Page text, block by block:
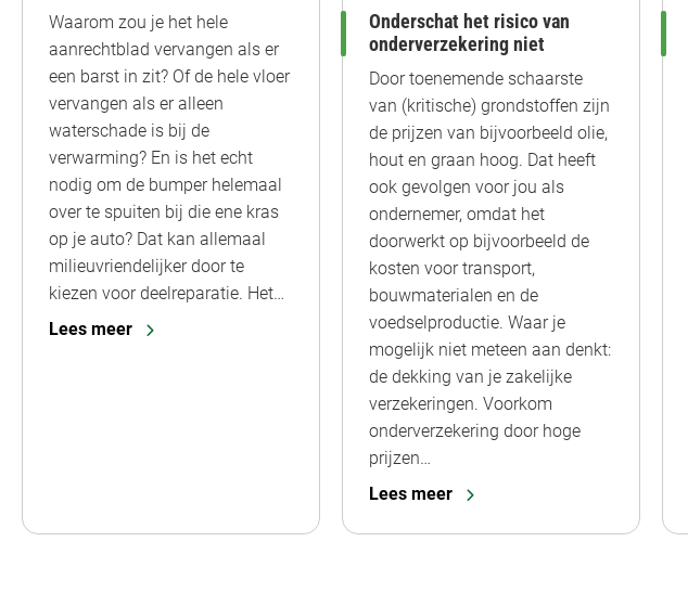
Waarom zou je het hele
aanrechtblad vervangen als er
een barst in zit? Of de hele vloer
vervangen als er alleen
waterschade is bij de
verwarming? En is het echt
nodig om de bumper helemaal
over te spuiten bij die ene kras
op je auto? Dat kan allemaal
milieuvriendelijker door te
kiezen voor deelreparatie. Het…
Lees meer
Onderschat het risico van
onderverzekering niet
Door toenemende schaarste
van (kritische) grondstoffen zijn
de prijzen van bijvoorbeeld olie,
hout en graan hoog. Dat heeft
ook gevolgen voor jou als
ondernemer, omdat het
doorwerkt op bijvoorbeeld de
kosten voor transport,
bouwmaterialen en de
voedselproductie. Waar je
mogelijk niet meteen aan denkt:
de dekking van je zakelijke
verzekeringen. Voorkom
onderverzekering door hoge
prijzen…
Lees meer